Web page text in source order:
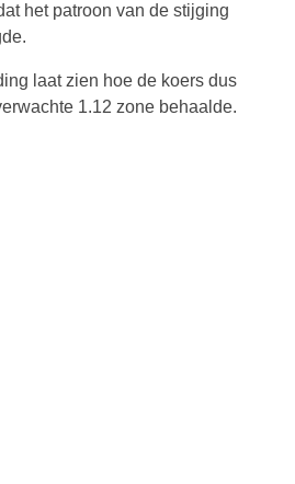
het patroon van de stijging
laat zien hoe de koers dus
1.12 zone behaalde.